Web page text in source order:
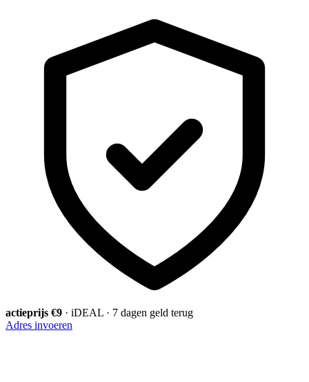
actieprijs €9 · iDEAL · 7 dagen geld terug
Adres invoeren